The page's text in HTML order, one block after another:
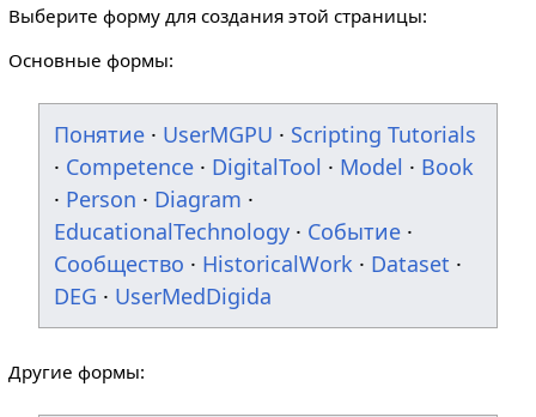
Выберите форму для создания этой страницы:
Основные формы:
Понятие · UserMGPU · Scripting Tutorials
· Competence · DigitalTool · Model · Book
· Person · Diagram ·
EducationalTechnology · Событие ·
Сообщество · HistoricalWork · Dataset ·
DEG · UserMedDigida
Другие формы: